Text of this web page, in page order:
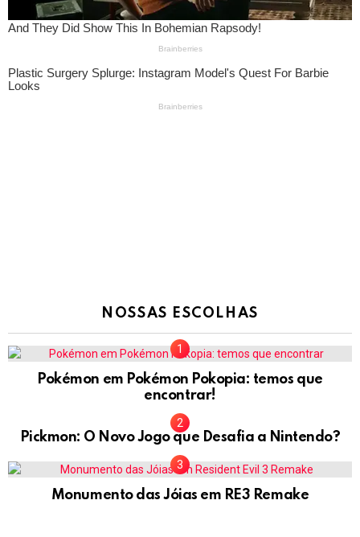
NOSSAS ESCOLHAS
Pokémon em Pokémon Pokopia: temos que
encontrar!
Pickmon: O Novo Jogo que Desafia a Nintendo?
Monumento das Jóias em RE3 Remake